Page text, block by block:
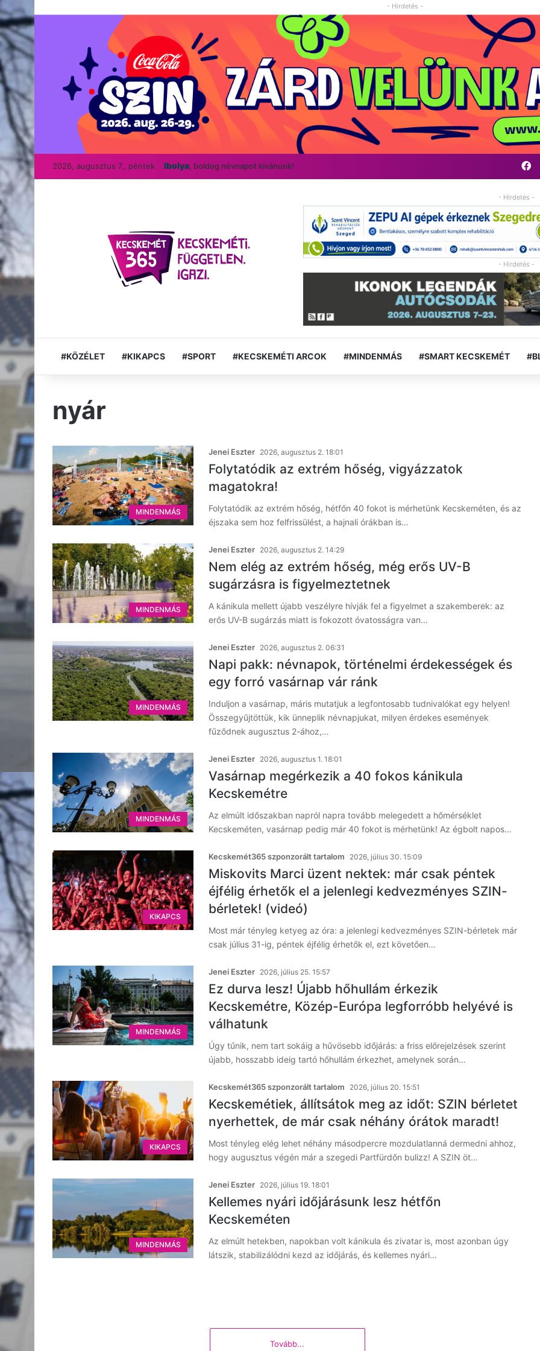
- Hirdetés -
2026, augusztus 7., péntek Ibolya, boldog névnapot kívánunk!
- Hirdetés -
- Hirdetés -
#KÖZÉLET #KIKAPCS #SPORT #KECSKEMÉTI ARCOK #MINDENMÁS #SMART KECSKEMÉT
nyár
MINDENMÁS
Jenei Eszter 2026, augusztus 2. 18:01
Folytatódik az extrém hőség, vigyázzatok
magatokra!
Folytatódik az extrém hőség, hétfőn 40 fokot is mérhetünk Kecskeméten, és az
éjszaka sem hoz felfrissülést, a hajnali órákban is…
MINDENMÁS
Jenei Eszter 2026, augusztus 2. 14:29
Nem elég az extrém hőség, még erős UV-B
sugárzásra is figyelmeztetnek
A kánikula mellett újabb veszélyre hívják fel a figyelmet a szakemberek: az
erős UV-B sugárzás miatt is fokozott óvatosságra van…
MINDENMÁS
Jenei Eszter 2026, augusztus 2. 06:31
Napi pakk: névnapok, történelmi érdekességek és
egy forró vasárnap vár ránk
Induljon a vasárnap, máris mutatjuk a legfontosabb tudnivalókat egy helyen!
Összegyűjtöttük, kik ünneplik névnapjukat, milyen érdekes események
fűződnek augusztus 2-ához,…
MINDENMÁS
Jenei Eszter 2026, augusztus 1. 18:01
Vasárnap megérkezik a 40 fokos kánikula
Kecskemétre
Az elmúlt időszakban napról napra tovább melegedett a hőmérséklet
Kecskeméten, vasárnap pedig már 40 fokot is mérhetünk! Az égbolt napos…
KIKAPCS
Kecskemét365 szponzorált tartalom 2026, július 30. 15:09
Miskovits Marci üzent nektek: már csak péntek
éjfélig érhetők el a jelenlegi kedvezményes SZIN-
bérletek! (videó)
Most már tényleg ketyeg az óra: a jelenlegi kedvezményes SZIN-bérletek már
csak július 31-ig, péntek éjfélig érhetők el, ezt követően…
MINDENMÁS
Jenei Eszter 2026, július 25. 15:57
Ez durva lesz! Újabb hőhullám érkezik
Kecskemétre, Közép-Európa legforróbb helyévé is
válhatunk
Úgy tűnik, nem tart sokáig a hűvösebb időjárás: a friss előrejelzések szerint
újabb, hosszabb ideig tartó hőhullám érkezhet, amelynek során…
KIKAPCS
Kecskemét365 szponzorált tartalom 2026, július 20. 15:51
Kecskemétiek, állítsátok meg az időt: SZIN bérletet
nyerhettek, de már csak néhány órátok maradt!
Most tényleg elég lehet néhány másodpercre mozdulatlanná dermedni ahhoz,
hogy augusztus végén már a szegedi Partfürdőn bulizz! A SZIN öt…
MINDENMÁS
Jenei Eszter 2026, július 19. 18:01
Kellemes nyári időjárásunk lesz hétfőn
Kecskeméten
Az elmúlt hetekben, napokban volt kánikula és zivatar is, most azonban úgy
látszik, stabilizálódni kezd az időjárás, és kellemes nyári…
Tovább...